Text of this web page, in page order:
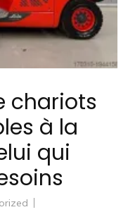
chariots
à la
qui